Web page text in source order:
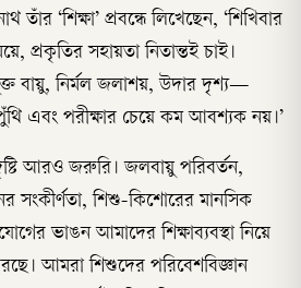
তাঁর ‘শিক্ষা’ প্রবন্ধে লিখেছেন, ‘শিখিবার
প্রকৃতির সহায়তা নিতান্তই চাই।
বায়ু, নির্মল জলাশয়, উদার দৃশ্য—
এবং পরীক্ষার চেয়ে কম আবশ্যক নয়।’
আরও জরুরি। জলবায়ু পরিবর্তন,
সংকীর্ণতা, শিশু-কিশোরের মানসিক
ভাঙন আমাদের শিক্ষাব্যবস্থা নিয়ে
আমরা শিশুদের পরিবেশবিজ্ঞান